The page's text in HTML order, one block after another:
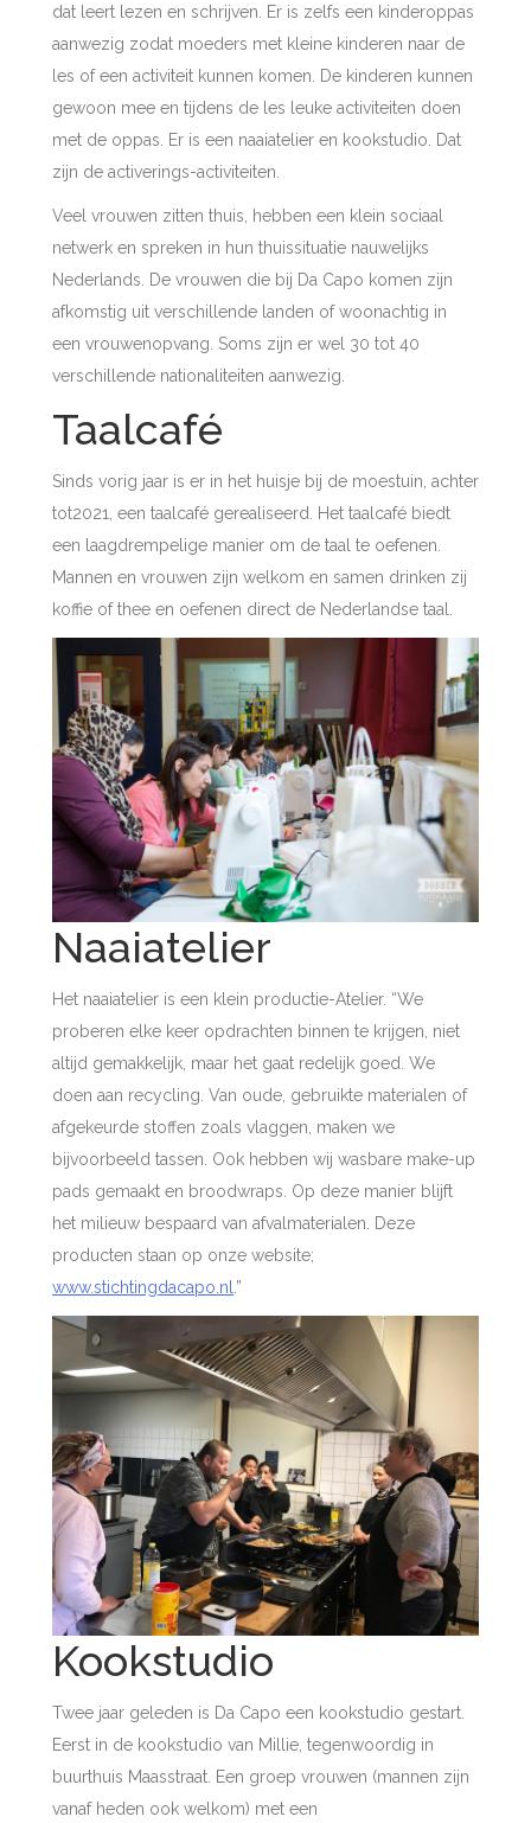
dat leert lezen en schrijven. Er is zelfs een kinderoppas
aanwezig zodat moeders met kleine kinderen naar de
les of een activiteit kunnen komen. De kinderen kunnen
gewoon mee en tijdens de les leuke activiteiten doen
met de oppas. Er is een naaiatelier en kookstudio. Dat
zijn de activerings-activiteiten.
Veel vrouwen zitten thuis, hebben een klein sociaal
netwerk en spreken in hun thuissituatie nauwelijks
Nederlands. De vrouwen die bij Da Capo komen zijn
afkomstig uit verschillende landen of woonachtig in
een vrouwenopvang. Soms zijn er wel 30 tot 40
verschillende nationaliteiten aanwezig.
Taalcafé
Sinds vorig jaar is er in het huisje bij de moestuin, achter
tot2021, een taalcafé gerealiseerd. Het taalcafé biedt
een laagdrempelige manier om de taal te oefenen.
Mannen en vrouwen zijn welkom en samen drinken zij
koffie of thee en oefenen direct de Nederlandse taal.
Naaiatelier
Het naaiatelier is een klein productie-Atelier. “We
proberen elke keer opdrachten binnen te krijgen, niet
altijd gemakkelijk, maar het gaat redelijk goed. We
doen aan recycling. Van oude, gebruikte materialen of
afgekeurde stoffen zoals vlaggen, maken we
bijvoorbeeld tassen. Ook hebben wij wasbare make-up
pads gemaakt en broodwraps. Op deze manier blijft
het milieuw bespaard van afvalmaterialen. Deze
producten staan op onze website;
www.stichtingdacapo.nl .”
Kookstudio
Twee jaar geleden is Da Capo een kookstudio gestart.
Eerst in de kookstudio van Millie, tegenwoordig in
buurthuis Maasstraat. Een groep vrouwen (mannen zijn
vanaf heden ook welkom) met een